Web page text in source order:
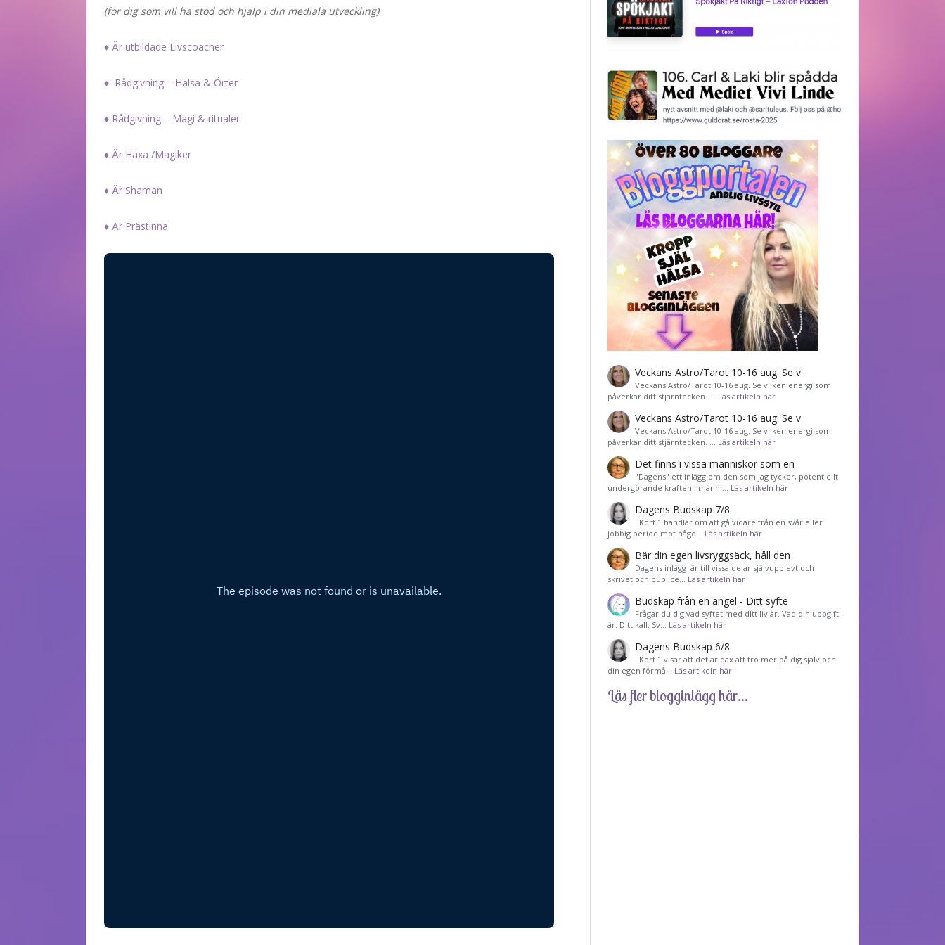
(för dig som vill ha stöd och hjälp i din mediala utveckling)
♦ Är utbildade Livscoacher
♦ Rådgivning – Hälsa & Örter
♦ Rådgivning – Magi & ritualer
♦ Är Häxa /Magiker
♦ Är Shaman
♦ Är Prästinna
Veckans Astro/Tarot 10-16 aug. Se v
Veckans Astro/Tarot 10-16 aug. Se vilken energi som
påverkar ditt stjärntecken. … Läs artikeln här
Veckans Astro/Tarot 10-16 aug. Se v
Veckans Astro/Tarot 10-16 aug. Se vilken energi som
påverkar ditt stjärntecken. … Läs artikeln här
Det finns i vissa människor som en
"Dagens" ett inlägg om den som jag tycker, potentiellt
undergörande kraften i männi… Läs artikeln här
Dagens Budskap 7/8
Kort 1 handlar om att gå vidare från en svår eller
jobbig period mot någo… Läs artikeln här
Bär din egen livsryggsäck, håll den
Dagens inlägg är till vissa delar självupplevt och
skrivet och publice… Läs artikeln här
Budskap från en ängel - Ditt syfte
Frågar du dig vad syftet med ditt liv är. Vad din uppgift
är. Ditt kall. Sv… Läs artikeln här
Dagens Budskap 6/8
Kort 1 visar att det är dax att tro mer på dig själv och
din egen förmå… Läs artikeln här
Läs fler blogginlägg här...